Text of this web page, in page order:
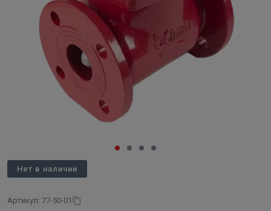
Нет в наличии
Артикул: 77-50-01